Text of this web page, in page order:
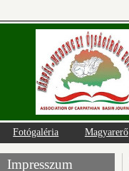
Fotógaléria Magyarerő
Impresszum